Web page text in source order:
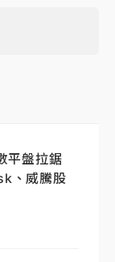
平盤拉鋸
、威騰股